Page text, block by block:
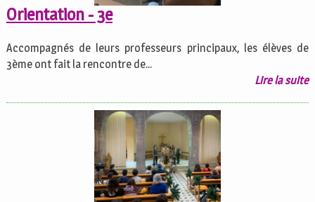
Orientation - 3e
Accompagnés de leurs professeurs principaux, les élèves de
3ème ont fait la rencontre de...
Lire la suite